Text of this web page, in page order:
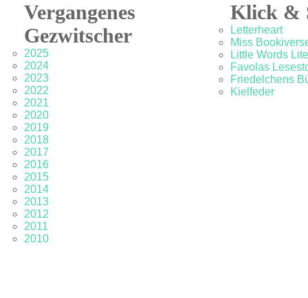
Vergangenes
Gezwitscher
2025
2024
2023
2022
2021
2020
2019
2018
2017
2016
2015
2014
2013
2012
2011
2010
Klick &
Letterheart
Miss
Little Words
Favolas
Friedelchens
Kielfeder